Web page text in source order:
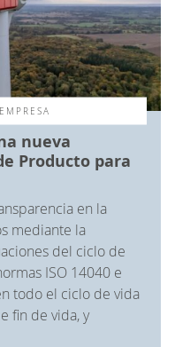
nueva
Producto para
en la
mediante la
del ciclo de
ISO 14040 e
todo el ciclo de vida
fin de vida, y